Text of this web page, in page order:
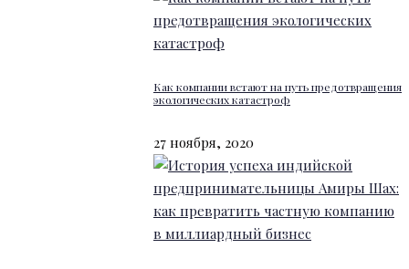
Как компании встают на путь предотвращения
экологических катастроф
27 ноября, 2020